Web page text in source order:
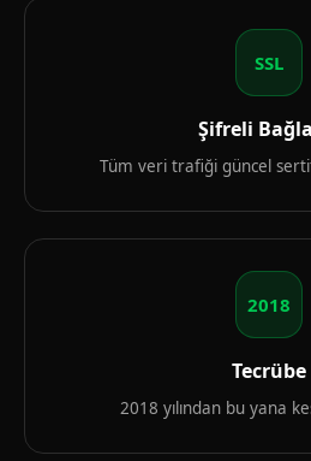
SSL
Şifreli
Tüm veri trafiği güncel
2018
Tecrübe
2018 yılından bu yana